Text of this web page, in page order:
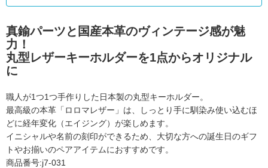
真鍮パーツと国産本革のヴィンテージ感が魅
力！
丸型レザーキーホルダーを1点からオリジナル
に
職人が1つ1つ手作りした日本製の丸型キーホルダー。
最高級の本革「ロロマレザー」は、しっとり手に馴染み使い込むほ
どに経年変化（エイジング）が楽しめます。
イニシャルや名前の刻印ができるため、大切な方への誕生日のギフ
トやお揃いのペアアイテムにおすすめです。
商品番号:j7-031